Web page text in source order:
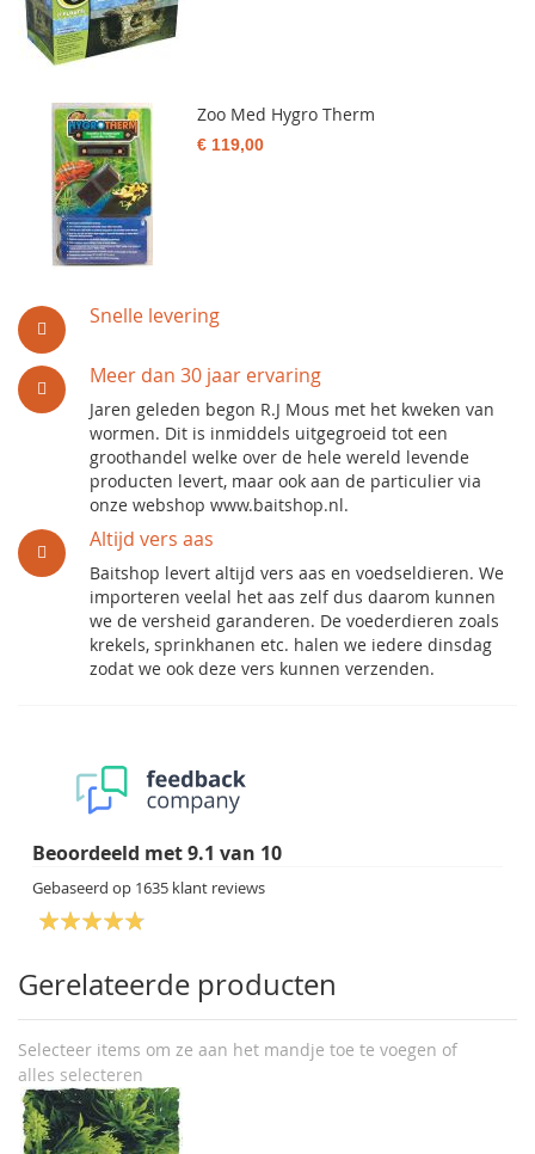
Snelle levering
Meer dan 30 jaar ervaring
Jaren geleden begon R.J Mous met het kweken van
wormen. Dit is inmiddels uitgegroeid tot een
groothandel welke over de hele wereld levende
producten levert, maar ook aan de particulier via
onze webshop www.baitshop.nl.
Altijd vers aas
Baitshop levert altijd vers aas en voedseldieren. We
importeren veelal het aas zelf dus daarom kunnen
we de versheid garanderen. De voederdieren zoals
krekels, sprinkhanen etc. halen we iedere dinsdag
zodat we ook deze vers kunnen verzenden.
Beoordeeld met9.1 van 10
Gebaseerd op 1635 klant reviews
Gerelateerde producten
Selecteer items om ze aan het mandje toe te voegen of
alles selecteren
Zoo Med Hygro Therm
€ 119,00